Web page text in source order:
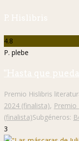
P. Hislibris
4.8
P. plebe
"Hasta que
Premio Hislibris
2024 (finalista),
(finalista)Subgéneros:
3